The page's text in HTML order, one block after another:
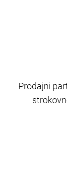
Prodajni